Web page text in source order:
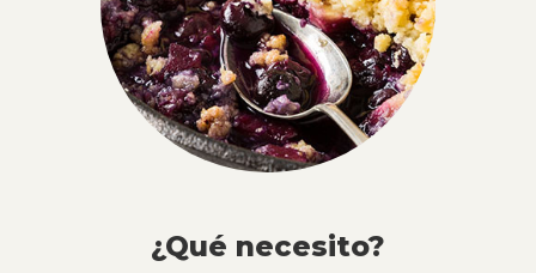
¿Qué necesito?